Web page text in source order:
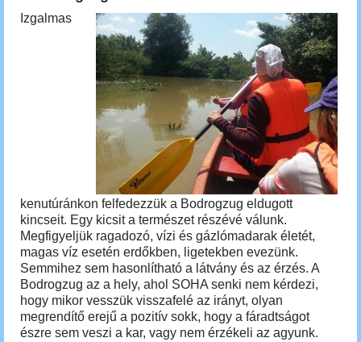
Izgalmas
kenutúránkon felfedezzük a Bodrogzug eldugott
kincseit. Egy kicsit a természet részévé válunk.
Megfigyeljük ragadozó, vízi és gázlómadarak életét,
magas víz esetén erdőkben, ligetekben evezünk.
Semmihez sem hasonlítható a látvány és az érzés. A
Bodrogzug az a hely, ahol SOHA senki nem kérdezi,
hogy mikor vesszük visszafelé az irányt, olyan
megrendítő erejű a pozitív sokk, hogy a fáradtságot
észre sem veszi a kar, vagy nem érzékeli az agyunk.